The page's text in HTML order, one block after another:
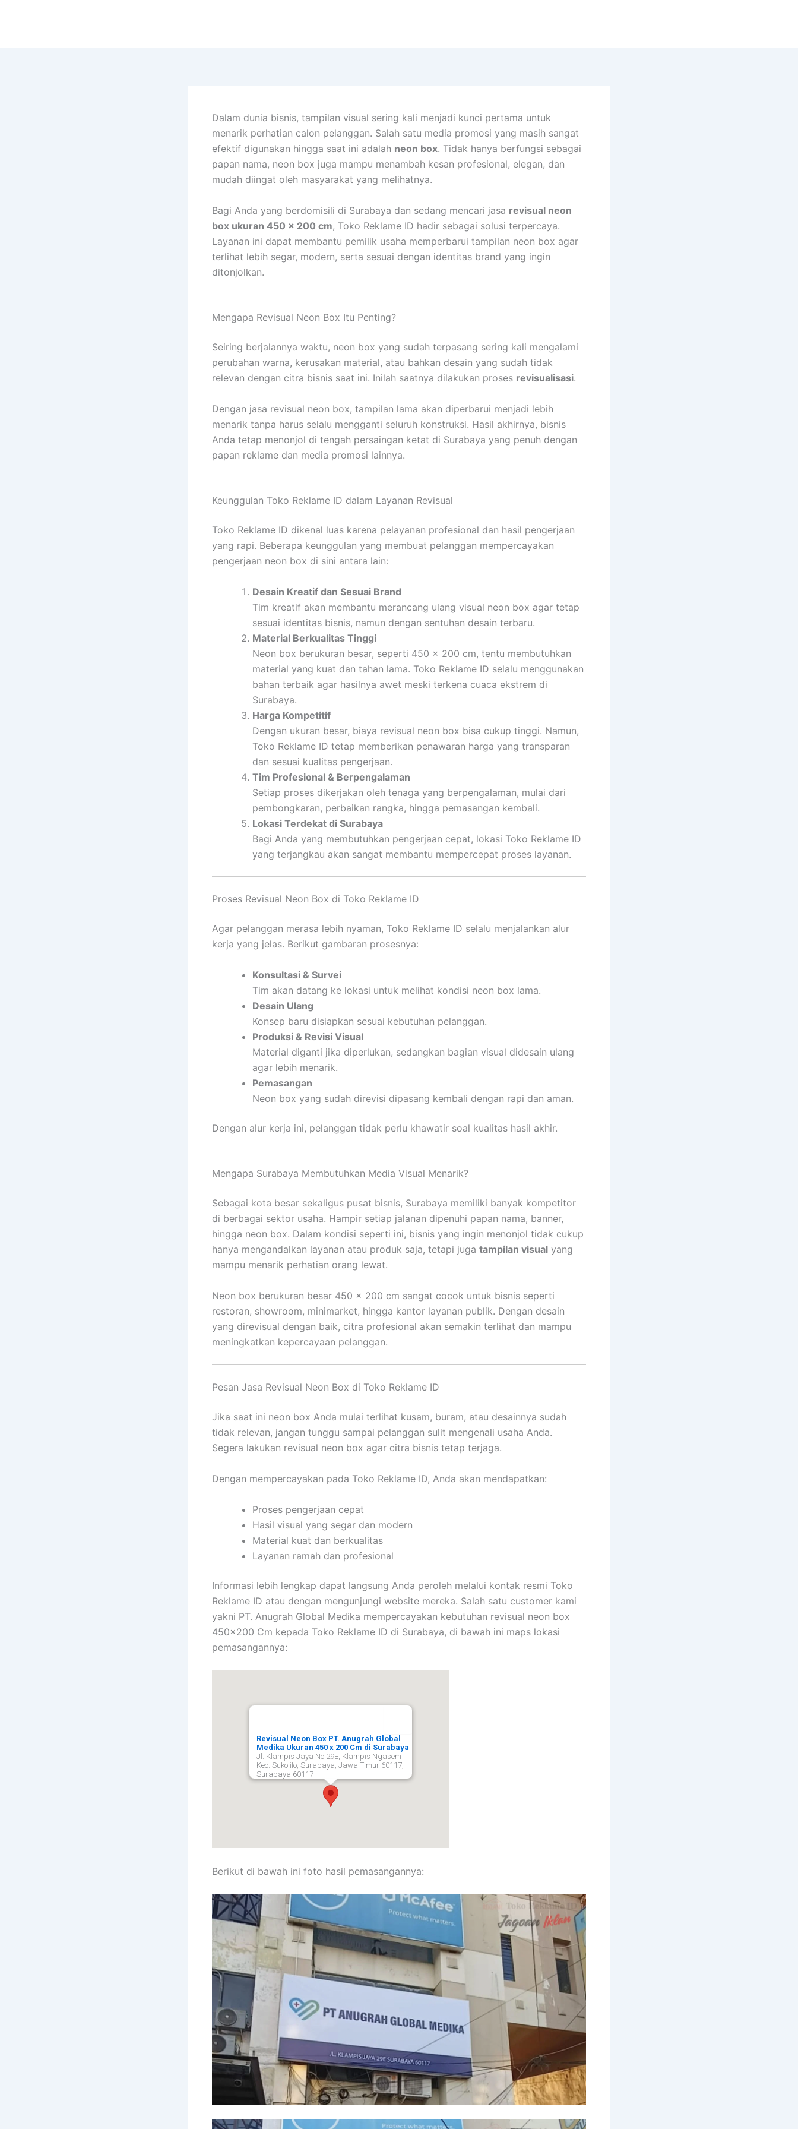
Dalam dunia bisnis, tampilan visual sering kali menjadi kunci pertama untuk
menarik perhatian calon pelanggan. Salah satu media promosi yang masih sangat
efektif digunakan hingga saat ini adalah neon box. Tidak hanya berfungsi sebagai
papan nama, neon box juga mampu menambah kesan profesional, elegan, dan
mudah diingat oleh masyarakat yang melihatnya.
Bagi Anda yang berdomisili di Surabaya dan sedang mencari jasa revisual neon
box ukuran 450 x 200 cm, Toko Reklame ID hadir sebagai solusi terpercaya.
Layanan ini dapat membantu pemilik usaha memperbarui tampilan neon box agar
terlihat lebih segar, modern, serta sesuai dengan identitas brand yang ingin
ditonjolkan.
Mengapa Revisual Neon Box Itu Penting?
Seiring berjalannya waktu, neon box yang sudah terpasang sering kali mengalami
perubahan warna, kerusakan material, atau bahkan desain yang sudah tidak
relevan dengan citra bisnis saat ini. Inilah saatnya dilakukan proses revisualisasi.
Dengan jasa revisual neon box, tampilan lama akan diperbarui menjadi lebih
menarik tanpa harus selalu mengganti seluruh konstruksi. Hasil akhirnya, bisnis
Anda tetap menonjol di tengah persaingan ketat di Surabaya yang penuh dengan
papan reklame dan media promosi lainnya.
Keunggulan Toko Reklame ID dalam Layanan Revisual
Toko Reklame ID dikenal luas karena pelayanan profesional dan hasil pengerjaan
yang rapi. Beberapa keunggulan yang membuat pelanggan mempercayakan
pengerjaan neon box di sini antara lain:
Desain Kreatif dan Sesuai Brand
Tim kreatif akan membantu merancang ulang visual neon box agar tetap
sesuai identitas bisnis, namun dengan sentuhan desain terbaru.
Material Berkualitas Tinggi
Neon box berukuran besar, seperti 450 x 200 cm, tentu membutuhkan
material yang kuat dan tahan lama. Toko Reklame ID selalu menggunakan
bahan terbaik agar hasilnya awet meski terkena cuaca ekstrem di
Surabaya.
Harga Kompetitif
Dengan ukuran besar, biaya revisual neon box bisa cukup tinggi. Namun,
Toko Reklame ID tetap memberikan penawaran harga yang transparan
dan sesuai kualitas pengerjaan.
Tim Profesional & Berpengalaman
Setiap proses dikerjakan oleh tenaga yang berpengalaman, mulai dari
pembongkaran, perbaikan rangka, hingga pemasangan kembali.
Lokasi Terdekat di Surabaya
Bagi Anda yang membutuhkan pengerjaan cepat, lokasi Toko Reklame ID
yang terjangkau akan sangat membantu mempercepat proses layanan.
Proses Revisual Neon Box di Toko Reklame ID
Agar pelanggan merasa lebih nyaman, Toko Reklame ID selalu menjalankan alur
kerja yang jelas. Berikut gambaran prosesnya:
Konsultasi & Survei
Tim akan datang ke lokasi untuk melihat kondisi neon box lama.
Desain Ulang
Konsep baru disiapkan sesuai kebutuhan pelanggan.
Produksi & Revisi Visual
Material diganti jika diperlukan, sedangkan bagian visual didesain ulang
agar lebih menarik.
Pemasangan
Neon box yang sudah direvisi dipasang kembali dengan rapi dan aman.
Dengan alur kerja ini, pelanggan tidak perlu khawatir soal kualitas hasil akhir.
Mengapa Surabaya Membutuhkan Media Visual Menarik?
Sebagai kota besar sekaligus pusat bisnis, Surabaya memiliki banyak kompetitor
di berbagai sektor usaha. Hampir setiap jalanan dipenuhi papan nama, banner,
hingga neon box. Dalam kondisi seperti ini, bisnis yang ingin menonjol tidak cukup
hanya mengandalkan layanan atau produk saja, tetapi juga tampilan visual yang
mampu menarik perhatian orang lewat.
Neon box berukuran besar 450 x 200 cm sangat cocok untuk bisnis seperti
restoran, showroom, minimarket, hingga kantor layanan publik. Dengan desain
yang direvisual dengan baik, citra profesional akan semakin terlihat dan mampu
meningkatkan kepercayaan pelanggan.
Pesan Jasa Revisual Neon Box di Toko Reklame ID
Jika saat ini neon box Anda mulai terlihat kusam, buram, atau desainnya sudah
tidak relevan, jangan tunggu sampai pelanggan sulit mengenali usaha Anda.
Segera lakukan revisual neon box agar citra bisnis tetap terjaga.
Dengan mempercayakan pada Toko Reklame ID, Anda akan mendapatkan:
Proses pengerjaan cepat
Hasil visual yang segar dan modern
Material kuat dan berkualitas
Layanan ramah dan profesional
Informasi lebih lengkap dapat langsung Anda peroleh melalui kontak resmi Toko
Reklame ID atau dengan mengunjungi website mereka. Salah satu customer kami
yakni PT. Anugrah Global Medika mempercayakan kebutuhan revisual neon box
450×200 Cm kepada Toko Reklame ID di Surabaya, di bawah ini maps lokasi
pemasangannya:
Revisual Neon Box PT. Anugrah Global
Medika Ukuran 450 x 200 Cm di Surabaya
Jl. Klampis Jaya No.29E, Klampis Ngasem
Kec. Sukolilo, Surabaya, Jawa Timur 60117,
Surabaya 60117
Berikut di bawah ini foto hasil pemasangannya: